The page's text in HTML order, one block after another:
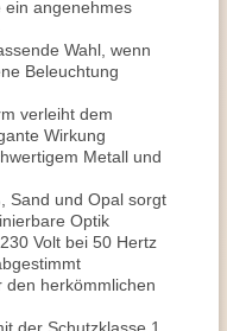
ein angenehmes
Wahl, wenn
Beleuchtung
verleiht dem
Wirkung
Metall und
Sand und Opal sorgt
Optik
Volt bei 50 Hertz
den herkömmlichen